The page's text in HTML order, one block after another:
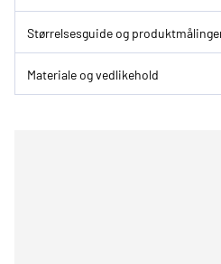
Størrelsesguide og
Materiale og vedlikehold